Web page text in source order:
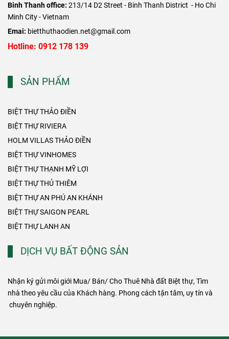
Binh Thanh office: 213/14 D2 Street - Binh Thanh District - Ho Chi
Minh City - Vietnam
Emai: bietthuthaodien.net@gmail.com
Hotline: 0912 178 139
SẢN PHẨM
BIỆT THỰ THẢO ĐIỀN
BIỆT THỰ RIVIERA
HOLM VILLAS THẢO ĐIỀN
BIỆT THỰ VINHOMES
BIỆT THỰ THẠNH MỸ LỢI
BIỆT THỰ THỦ THIÊM
BIỆT THỰ AN PHÚ AN KHÁNH
BIỆT THỰ SAIGON PEARL
BIỆT THỰ LANH AN
DỊCH VỤ BẤT ĐỘNG SẢN
Nhận ký gửi môi giới Mua/ Bán/ Cho Thuê Nhà đất Biệt thự, Tìm
nhà theo yêu cầu của Khách hàng. Phong cách tận tâm, uy tín và
chuyên nghiệp.